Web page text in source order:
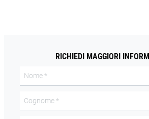
RICHIEDI MAGGIORI